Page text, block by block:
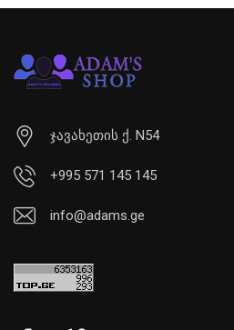
ჯავახეთის ქ. N54
+995 571 145 145
info@adams.ge